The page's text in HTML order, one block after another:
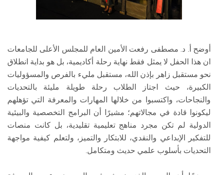
أوضح أ. د. مصطفى رفعت الأمين العام للمجلس الأعلى للجامعات
ان هذا الحفل لا يمثل فقط نهاية رحلة أكاديمية، بل هو بداية انطلاق
نحو مستقبل زاهر بإذن الله، مستقبل مليء بالفرص والمسؤوليات
الكبيرة، حيث اجتاز الطلاب رحلة طويلة مليئة بالتحديات
والنجاحات، واكتسبوا من خلالها المهارات والمعرفة التي تؤهلهم
ليكونوا قادة في مجالاتهم؛ مشيرًا أن البرامج التخصصية والبيئية
الدولية لم تكن مجرد مناهج تعليمية تقليدية، بل كانت منصات
للتفكير الإبداعي والنقدي، للابتكار والتميز، ولتعلم كيفية مواجهة
التحديات بأسلوب علمي حديث ومتكامل.